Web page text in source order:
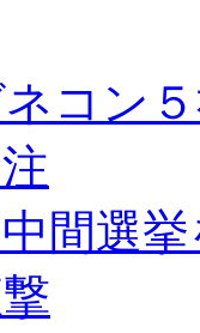
ネコン
間選